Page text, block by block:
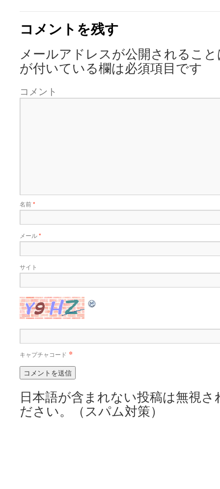
コメントを残す
メールアドレスが公開されるこ
が付いている欄は必須項目です
コメント
名前*
メール*
サイト
キャプチャコード *
日本語が含まれない投稿は無視
ださい。（スパム対策）